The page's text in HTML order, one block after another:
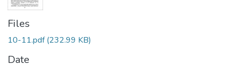
Files
10-11.pdf(232.99 KB)
Date